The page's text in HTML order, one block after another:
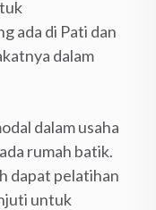
ada di Pati dan
dalam
dalam usaha
rumah batik.
dapat pelatihan
untuk